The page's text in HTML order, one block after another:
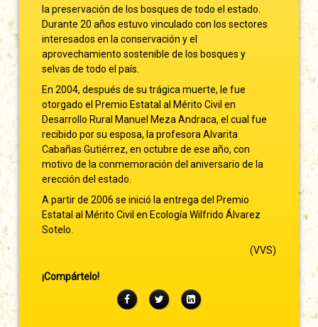
la preservación de los bosques de todo el estado.
Durante 20 años estuvo vinculado con los sectores
interesados en la conservación y el
aprovechamiento sostenible de los bosques y
selvas de todo el país.
En 2004, después de su trágica muerte, le fue
otorgado el Premio Estatal al Mérito Civil en
Desarrollo Rural Manuel Meza Andraca, el cual fue
recibido por su esposa, la profesora Alvarita
Cabañas Gutiérrez, en octubre de ese año, con
motivo de la conmemoración del aniversario de la
erección del estado.
A partir de 2006 se inició la entrega del Premio
Estatal al Mérito Civil en Ecología Wilfrido Álvarez
Sotelo.
(VVS)
¡Compártelo!
FacebookTwitterLinkedIn